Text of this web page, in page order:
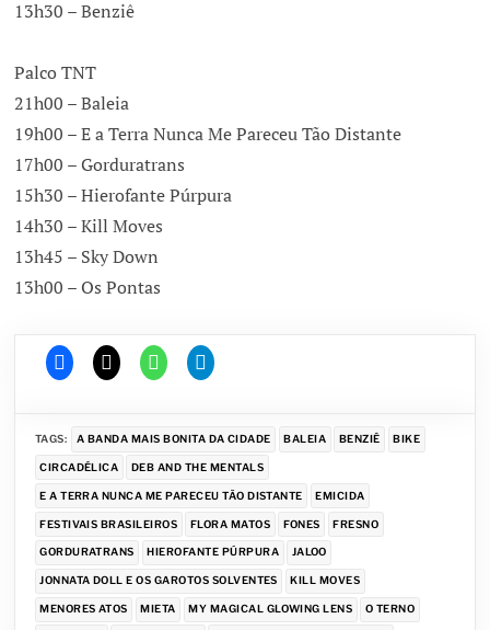
13h30 – Benziê
Palco TNT
21h00 – Baleia
19h00 – E a Terra Nunca Me Pareceu Tão Distante
17h00 – Gorduratrans
15h30 – Hierofante Púrpura
14h30 – Kill Moves
13h45 – Sky Down
13h00 – Os Pontas
TAGS: A BANDA MAIS BONITA DA CIDADE BALEIA BENZIÊ BIKE
CIRCADÉLICA DEB AND THE MENTALS
E A TERRA NUNCA ME PARECEU TÃO DISTANTE EMICIDA
FESTIVAIS BRASILEIROS FLORA MATOS FONES FRESNO
GORDURATRANS HIEROFANTE PÚRPURA JALOO
JONNATA DOLL E OS GAROTOS SOLVENTES KILL MOVES
MENORES ATOS MIETA MY MAGICAL GLOWING LENS O TERNO